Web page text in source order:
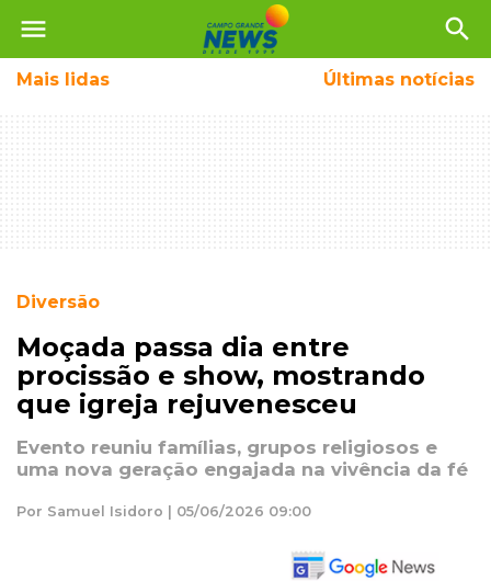
menu search
Mais lidas Últimas notícias
Diversão
Moçada passa dia entre
procissão e show, mostrando
que igreja rejuvenesceu
Evento reuniu famílias, grupos religiosos e
uma nova geração engajada na vivência da fé
Por Samuel Isidoro | 05/06/2026 09:00